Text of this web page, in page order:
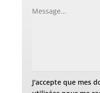
J'accepte que mes